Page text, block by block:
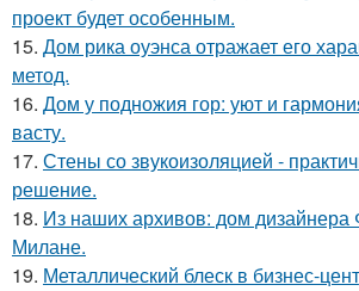
проект будет особенным.
15. Дом рика оуэнса отражает его
метод.
16. Дом у подножия гор: уют и
васту.
17. Стены со звукоизоляцией -
решение.
18. Из наших архивов: дом
Милане.
19. Металлический блеск в бизнес-